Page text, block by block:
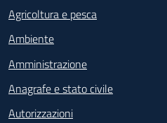
Agricoltura e pesca
Ambiente
Amministrazione
Anagrafe e stato civile
Autorizzazioni